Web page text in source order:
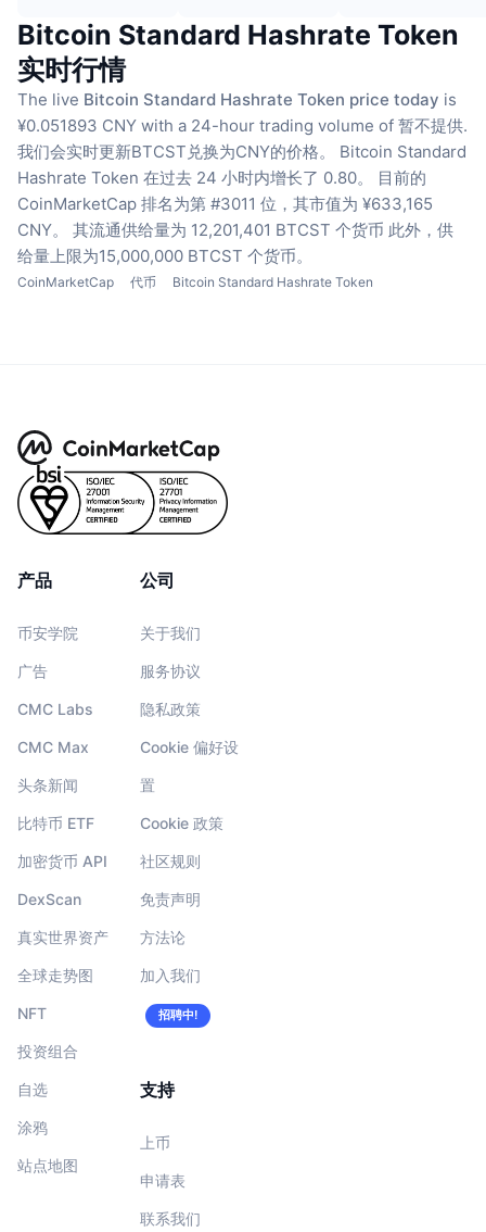
Bitcoin Standard Hashrate Token
实时行情
The live Bitcoin Standard Hashrate Token price today is
¥0.051893 CNY with a 24-hour trading volume of 暂不提供.
我们会实时更新BTCST兑换为CNY的价格。
Bitcoin Standard
Hashrate Token 在过去 24 小时内增长了 0.80。
目前的
CoinMarketCap 排名为第 #3011 位，其市值为 ¥633,165
CNY。
其流通供给量为 12,201,401 BTCST 个货币 此外，供
给量上限为15,000,000 BTCST 个货币。
CoinMarketCap 代币 Bitcoin Standard Hashrate Token
产品
币安学院
广告
CMC Labs
CMC Max
头条新闻
比特币 ETF
加密货币 API
DexScan
真实世界资产
全球走势图
NFT
投资组合
自选
涂鸦
站点地图
公司
关于我们
服务协议
隐私政策
Cookie 偏好设
置
Cookie 政策
社区规则
免责声明
方法论
加入我们
招聘中!
支持
上币
申请表
联系我们